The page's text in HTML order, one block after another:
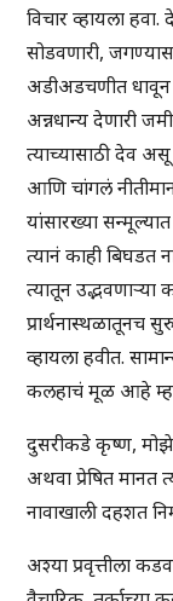
विचार व्हायला
सोडवणारी,
अडीअडचणीत धावून
अन्नधान्य देणारी
त्याच्यासाठी देव
आणि चांगलं
यांसारख्या
त्यानं काही बिघडत
त्यातून उद्भवणाऱ्या
प्रार्थनास्थळातूनच
व्हायला हवीत.
कलहाचं मूळ आहे
दुसरीकडे कृष्ण,
अथवा प्रेषित मानत
नावाखाली दहशत
अश्या प्रवृत्तीला